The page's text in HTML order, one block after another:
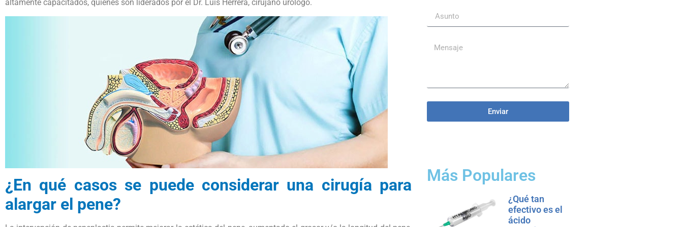
altamente capacitados, quienes son liderados por el Dr. Luis Herrera, cirujano urólogo.
¿En qué casos se puede considerar una cirugía para
alargar el pene?
Enviar
Más Populares
¿Qué tan
efectivo es el
ácido